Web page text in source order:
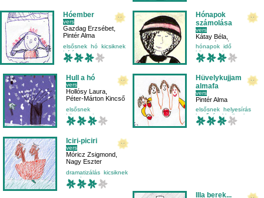
Hóember
vers
Gazdag Erzsébet
Pintér Alma
elsősnek hó kicsiknek
leírás
Hónapok
számolása
vers
Kátay Béla
Jancsó Virág
Roszkos Zsófia
hónapok idő
környezetismeret
mese-vers
Hull a hó
vers
Hollósy Laura
Péter-Márton Kincső
elsősnek
környezetismeret
mese-vers
mondóka
Hüvelykujjam
almafa
vers
Pintér Alma
elsősnek helyesírás
kettőzés
kicsiknek
Iciri-piciri
vers
Móricz Zsigmond
Nagy Eszter
dramatizálás kicsiknek
macska
mese-vers
Illa berek...